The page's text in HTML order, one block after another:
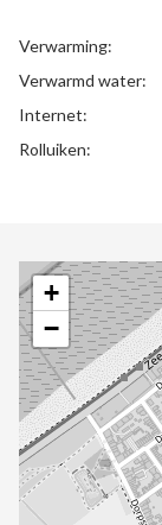
Verwarming:
Verwarmd water:
Internet:
Rolluiken:
+
−